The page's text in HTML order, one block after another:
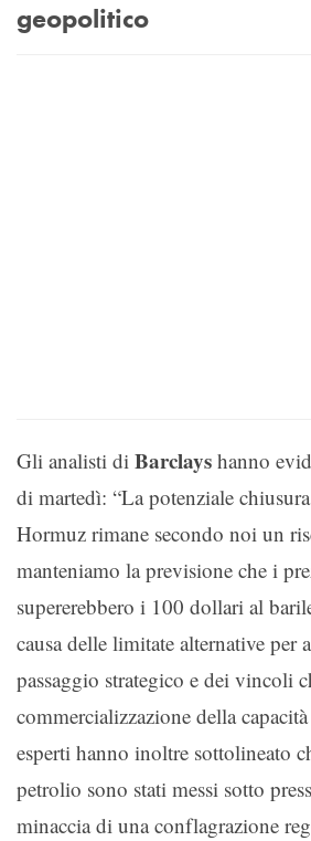
geopolitico
Gli analisti di Barclays hanno
di martedì: “La potenziale
Hormuz rimane secondo noi un
manteniamo la previsione che i
supererebbero i 100 dollari al
causa delle limitate alternative per
passaggio strategico e dei vincoli
commercializzazione della
esperti hanno inoltre sottolineato
petrolio sono stati messi sotto
minaccia di una conflagrazione